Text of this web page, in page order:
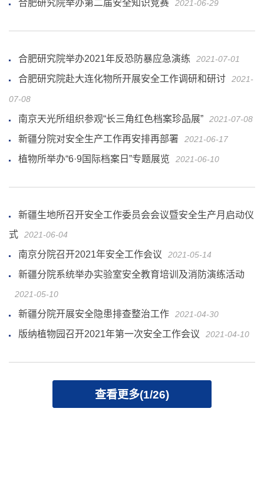
合肥研究院举办第二届安全知识竞赛 2021-06-29
合肥研究院举办2021年反恐防暴应急演练 2021-07-01
合肥研究院赴大连化物所开展安全工作调研和研讨 2021-
07-08
南京天光所组织参观“长三角红色档案珍品展” 2021-07-08
新疆分院对安全生产工作再安排再部署 2021-06-17
植物所举办“6·9国际档案日”专题展览 2021-06-10
新疆生地所召开安全工作委员会会议暨安全生产月启动仪
式
2021-06-04
南京分院召开2021年安全工作会议 2021-05-14
新疆分院系统举办实验室安全教育培训及消防演练活动
2021-05-10
新疆分院开展安全隐患排查整治工作 2021-04-30
版纳植物园召开2021年第一次安全工作会议 2021-04-10
查看更多(1/26)